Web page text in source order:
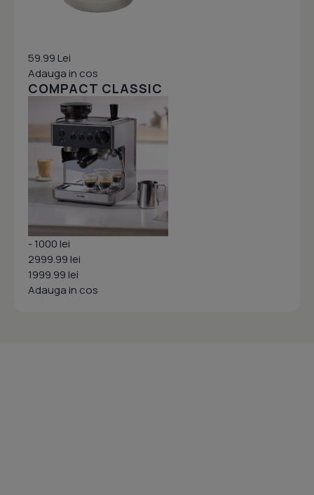
59.99 Lei
Adauga in cos
COMPACT CLASSIC
- 1000 lei
2999.99 lei
1999.99 lei
Adauga in cos